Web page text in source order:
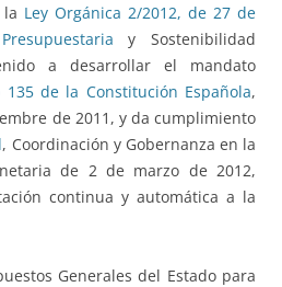
Ley Orgánica 2/2012, de 27 de
y Sostenibilidad
a desarrollar el mandato
de la Constitución Española,
de 2011, y da cumplimiento
, Coordinación y Gobernanza en la
de 2 de marzo de 2012,
continua y automática a la
Generales del Estado para